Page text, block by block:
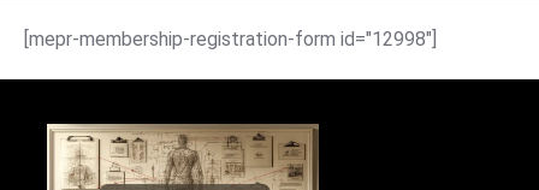
[mepr-membership-registration-form id="12998"]